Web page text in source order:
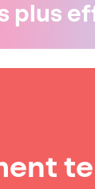
plus